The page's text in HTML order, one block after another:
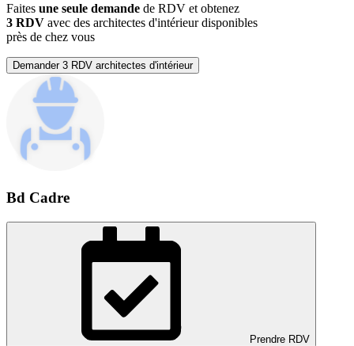
Faites une seule demande de RDV et obtenez
3 RDV avec des architectes d'intérieur disponibles
près de chez vous
Demander 3 RDV architectes d'intérieur
Bd Cadre
Prendre RDV